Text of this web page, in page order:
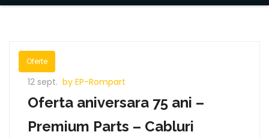
Oferte
12 sept. by EP-Rompart
Oferta aniversara 75 ani –
Premium Parts – Cabluri